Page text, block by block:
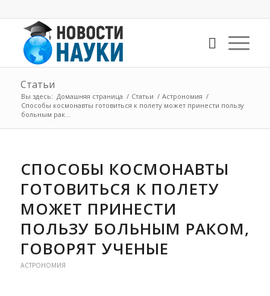
Статьи
Вы здесь: Домашняя страница / Статьи / Астрономия /
Способы космонавты готовиться к полету может принести пользу
больным рак...
СПОСОБЫ КОСМОНАВТЫ
ГОТОВИТЬСЯ К ПОЛЕТУ
МОЖЕТ ПРИНЕСТИ
ПОЛЬЗУ БОЛЬНЫМ РАКОМ,
ГОВОРЯТ УЧЕНЫЕ
АСТРОНОМИЯ